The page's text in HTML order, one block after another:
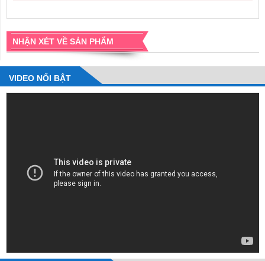
NHẬN XÉT VỀ SẢN PHẨM
VIDEO NỔI BẬT